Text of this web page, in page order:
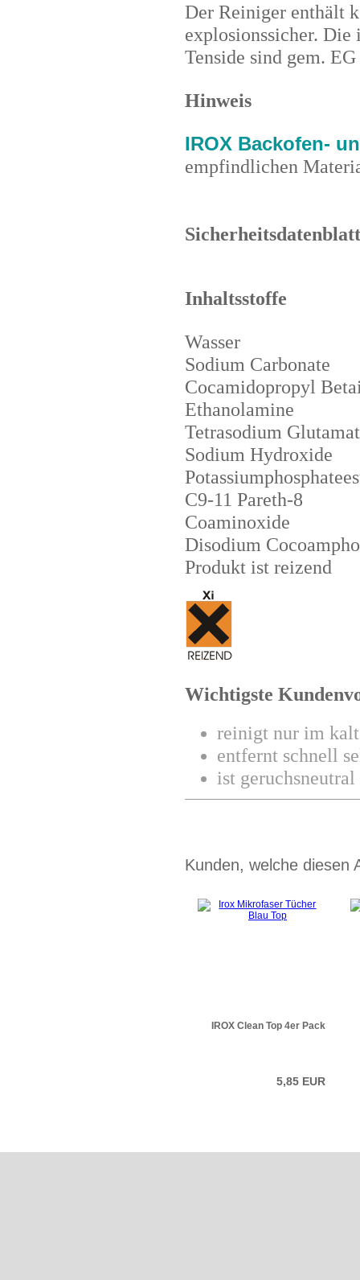
Der Reiniger enthält
explosionssicher.
Tenside sind gem.
Hinweis
IROX Backofen-
empfindlichen
Sicherheitsdatenblatt
Inhaltsstoffe
Wasser
Sodium Carbonate
Cocamidopropyl
Ethanolamine
Tetrasodium
Sodium Hydroxide
C9-11 Pareth-8
Coaminoxide
Disodium
Produkt ist reizend
Wichtigste
reinigt nur im
entfernt schnell
ist
Kunden, welche diesen
IROX Clean Top 4er Pack
5,85 EUR